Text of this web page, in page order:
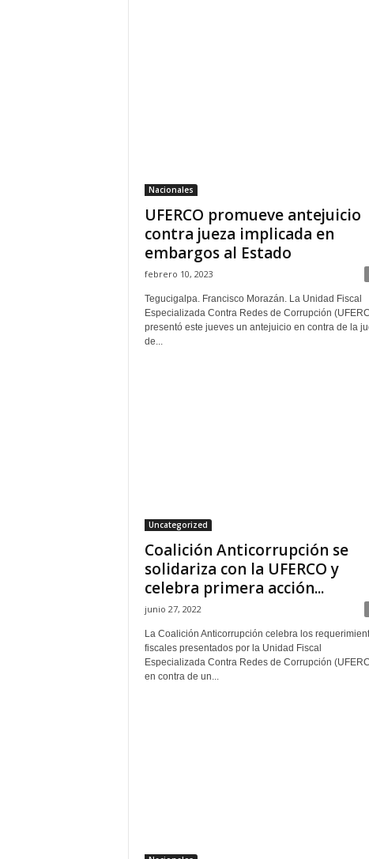
Nacionales
UFERCO promueve antejuicio
contra jueza implicada en
embargos al Estado
febrero 10, 2023
Tegucigalpa. Francisco Morazán. La Unidad Fiscal
Especializada Contra Redes de Corrupción
presentó este jueves un antejuicio en contra de la
de...
Uncategorized
Coalición Anticorrupción se
solidariza con la UFERCO y
celebra primera acción...
junio 27, 2022
La Coalición Anticorrupción celebra los
fiscales presentados por la Unidad Fiscal
Especializada Contra Redes de Corrupción
en contra de un...